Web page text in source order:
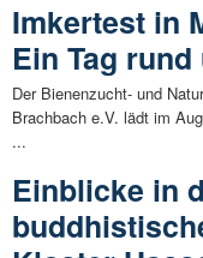
Imkertest in
Ein Tag
Der Bienenzucht- und
Brachbach e.V. lädt im
...
Einblicke in